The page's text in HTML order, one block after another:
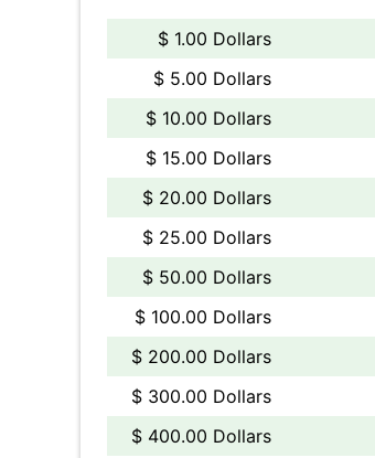
$ 1.00 Dollars
$ 5.00 Dollars
$ 10.00 Dollars
$ 15.00 Dollars
$ 20.00 Dollars
$ 25.00 Dollars
$ 50.00 Dollars
$ 100.00 Dollars
$ 200.00 Dollars
$ 300.00 Dollars
$ 400.00 Dollars